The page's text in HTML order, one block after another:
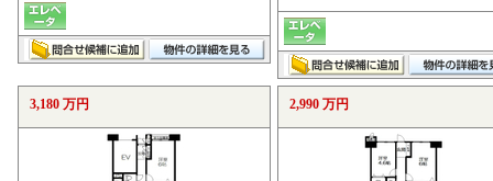
3,180 万円 2,990 万円